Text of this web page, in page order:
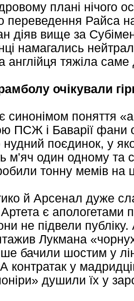
плані нічого
переведення Райса
діяв вище за
намагались
англійця тяжіла
очікували
синонімом поняття
ПСЖ і Баварії фани
поєдинок, у
м'яч один одному та
тонну мемів на
й Арсенал дуже
є апологетами
не підвели
Лукмана
бачили шостим у
контратак у
душили їх у